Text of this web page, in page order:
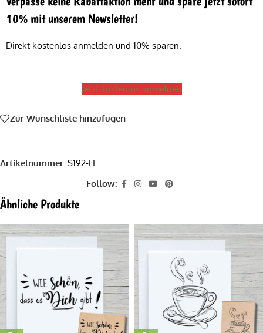
10% mit unserem Newsletter!
Direkt kostenlos anmelden und 10% sparen.
Jetzt kostenlos anmelden
Zur Wunschliste hinzufügen
Artikelnummer: S192-H
Follow:
Ähnliche Produkte